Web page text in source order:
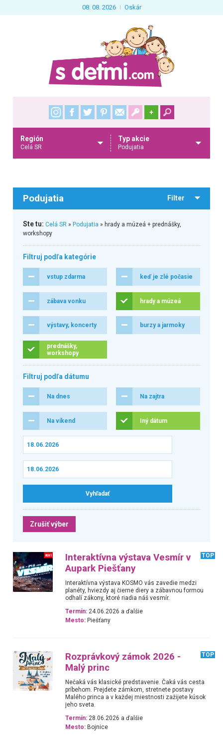
08. 08. 2026 Oskár
+
Región
Celá SR
Typ akcie
Podujatia
Podujatia Filter
Ste tu: Celá SR» Podujatia » hrady a múzeá + prednášky,
workshopy
Filtruj podľa kategórie
vstup zdarma keď je zlé počasie
zábava vonku hrady a múzeá
výstavy, koncerty burzy a jarmoky
prednášky,
workshopy
Filtruj podľa dátumu
Na dnes Na zajtra
Na víkend Iný dátum
Zrušiť výber
Interaktívna výstava Vesmír v
Aupark Piešťany
TOP
Interaktívna výstava KOSMO vás zavedie medzi
planéty, hviezdy aj čierne diery a zábavnou formou
odhalí zákony, ktoré riadia náš vesmír.
Termín: 24.06.2026 a ďalšie
Mesto: Piešťany
Rozprávkový zámok 2026 -
Malý princ
TOP
Nečaká vás klasické predstavenie. Čaká vás cesta
príbehom. Prejdete zámkom, stretnete postavy
Malého princa a v každej miestnosti zažijete kúsok
jeho sveta.
Termín: 28.06.2026 a ďalšie
Mesto: Bojnice